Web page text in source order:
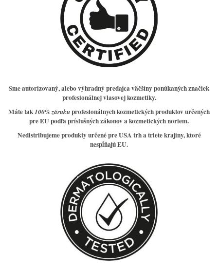
Smeautorizovaný, alebo výhradný predajca väčšinyponúkaných značiek
profesionálnej vlasovej kozmetiky.
Máte tak100% zárukuprofesionálnych kozmetických produktov určených
pre EU podľa príslušných zákonov a kozmetických noriem.
Nedistribujeme produkty určené pre USA trh a triete krajiny, ktoré
nespĺňajú EU.